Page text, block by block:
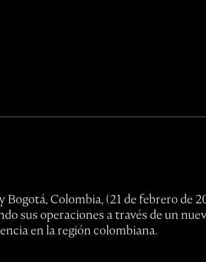
Bogotá, Colombia, (21 de febrero de
sus operaciones a través de un
en la región colombiana.